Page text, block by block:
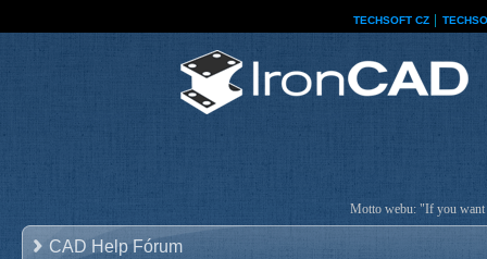
TECHSOFT CZ
Motto webu: "If you want
CAD Help Fórum